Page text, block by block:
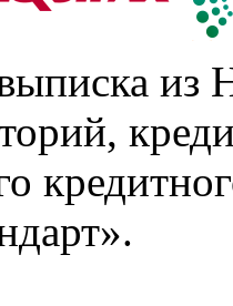
из